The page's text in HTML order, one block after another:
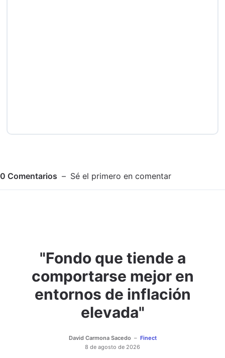
0 Comentarios Sé el primero en comentar
Adjuntar imagen Comentar
"Fondo que tiende a
comportarse mejor en
entornos de inflación
elevada"
David Carmona Sacedo
Finect
8 de agosto de 2026